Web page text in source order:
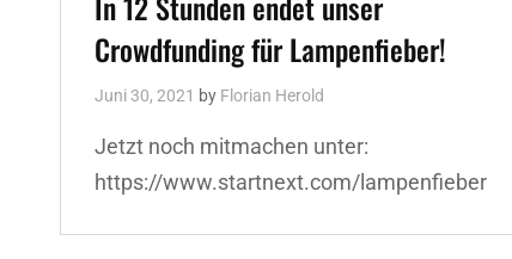
Crowdfunding für Lampenfieber!
Juni 30, 2021 by Florian Herold
Jetzt noch mitmachen unter:
https://www.startnext.com/lampenfieber